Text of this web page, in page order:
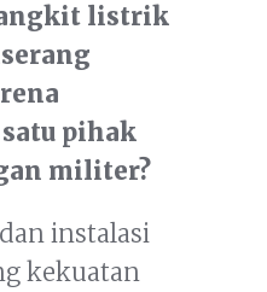
listrik
pihak
militer?
instalasi
kekuatan